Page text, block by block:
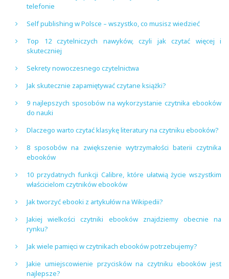
telefonie
Self publishing w Polsce – wszystko, co musisz wiedzieć
Top 12 czytelniczych nawyków, czyli jak czytać więcej i
skuteczniej
Sekrety nowoczesnego czytelnictwa
Jak skutecznie zapamiętywać czytane książki?
9 najlepszych sposobów na wykorzystanie czytnika ebooków
do nauki
Dlaczego warto czytać klasykę literatury na czytniku ebooków?
8 sposobów na zwiększenie wytrzymałości baterii czytnika
ebooków
10 przydatnych funkcji Calibre, które ułatwią życie wszystkim
właścicielom czytników ebooków
Jak tworzyć ebooki z artykułów na Wikipedii?
Jakiej wielkości czytniki ebooków znajdziemy obecnie na
rynku?
Jak wiele pamięci w czytnikach ebooków potrzebujemy?
Jakie umiejscowienie przycisków na czytniku ebooków jest
najlepsze?